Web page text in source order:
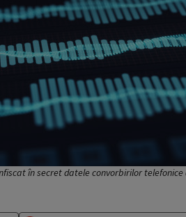
în secret datele convorbirilor